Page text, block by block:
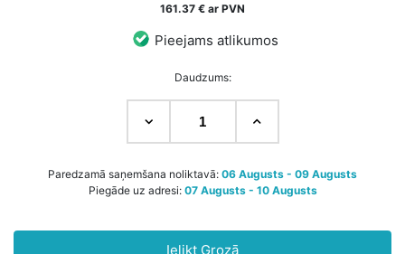
161.37 € ar PVN
Pieejams atlikumos
Daudzums:
Paredzamā saņemšana noliktavā: 06 Augusts - 09 Augusts
Piegāde uz adresi: 07 Augusts - 10 Augusts
Ielikt Grozā